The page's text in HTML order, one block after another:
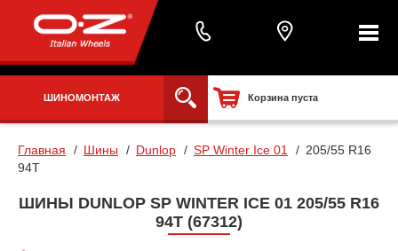
ШИНОМОНТАЖ Корзина пуста
Главная Шины Dunlop SP Winter Ice 01
205/55 R16
94T
ШИНЫ DUNLOP SP WINTER ICE 01 205/55 R16
94T (67312)